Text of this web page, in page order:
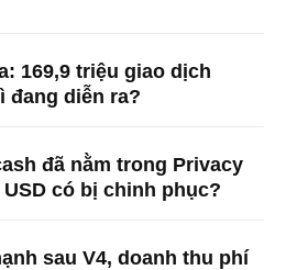
169,9 triệu giao dịch
đang diễn ra?
đã nằm trong Privacy
có bị chinh phục?
sau V4, doanh thu phí